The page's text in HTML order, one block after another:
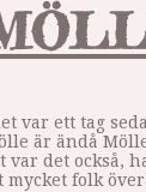
var ett tag
är ändå
var det också,
folk